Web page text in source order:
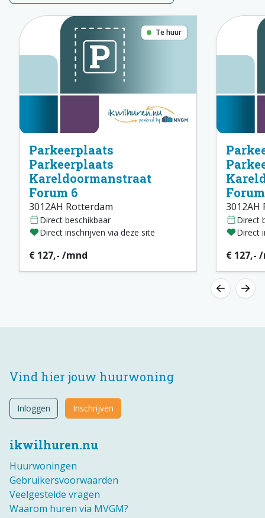
Te huur
Parkeerplaats
Parkeerplaats
Kareldoormanstraat
Forum 6
3012AH Rotterdam
Direct beschikbaar
Direct inschrijven via deze site
€ 127,- /mnd
3012AH
Direct
Direct
€ 127,-
ikwilhuren.nu
Huurwoningen
Gebruikersvoorwaarden
Veelgestelde vragen
Waarom huren via MVGM?
Vind hier jouw huurwoning
Inloggen Inschrijven